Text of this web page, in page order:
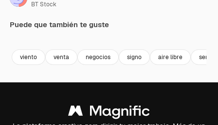
BT Stock
Puede que también te guste
viento venta negocios signo aire libre